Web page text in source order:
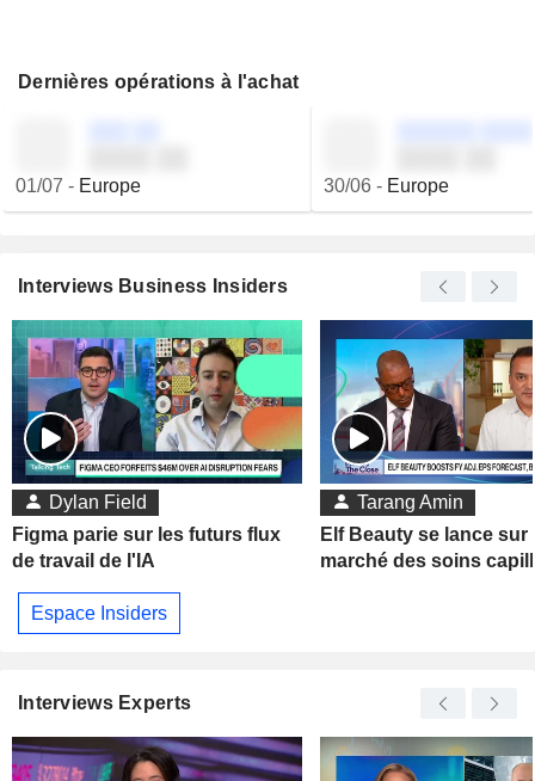
Dernières opérations à l'achat
01/07 - Europe 30/06- Europe
Interviews Business Insiders
Dylan Field
Figma parie sur les futurs flux
de travail de l'IA
Tarang Amin
Elf Beauty se lance sur
marché des soins
Espace Insiders
Interviews Experts